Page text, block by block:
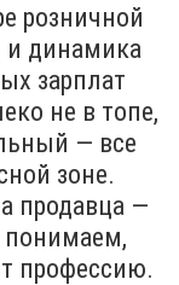
розничной
и динамика
зарплат
не в топе,
— все
зоне.
продавца —
профессию.